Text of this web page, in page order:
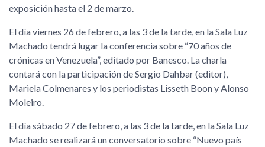
exposición hasta el 2 de marzo.
El día viernes 26 de febrero, a las 3 de la tarde, en la Sala Luz
Machado tendrá lugar la conferencia sobre 70 años de
crónicas en Venezuela , editado por Banesco. La charla
contará con la participación de Sergio Dahbar (editor),
Mariela Colmenares y los periodistas Lisseth Boon y Alonso
Moleiro.
El día sábado 27 de febrero, a las 3 de la tarde, en la Sala Luz
Machado se realizará un conversatorio sobre Nuevo país